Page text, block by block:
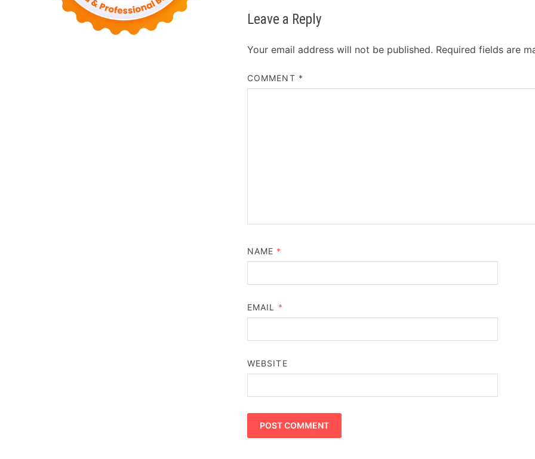
Leave a Reply
Your email address will not be published. Required fields are
COMMENT *
NAME *
EMAIL *
WEBSITE